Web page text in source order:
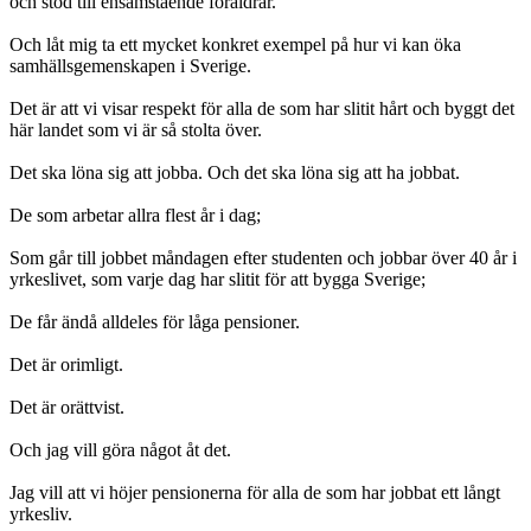
Och låt mig ta ett mycket konkret exempel på hur vi kan öka
samhällsgemenskapen i Sverige.
Det är att vi visar respekt för alla de som har slitit hårt och byggt det
här landet som vi är så stolta över.
Det ska löna sig att jobba. Och det ska löna sig att ha jobbat.
De som arbetar allra flest år i dag;
Som går till jobbet måndagen efter studenten och jobbar över 40 år i
yrkeslivet, som varje dag har slitit för att bygga Sverige;
De får ändå alldeles för låga pensioner.
Det är orimligt.
Det är orättvist.
Och jag vill göra något åt det.
Jag vill att vi höjer pensionerna för alla de som har jobbat ett långt
yrkesliv.